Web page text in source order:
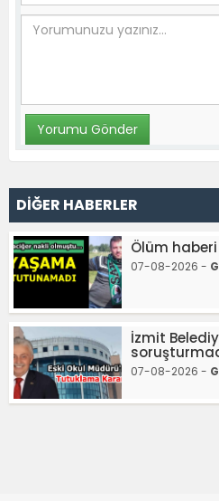
DİĞER HABERLER
Ölüm
07-08-2026 -
İzmit
07-08-2026 -